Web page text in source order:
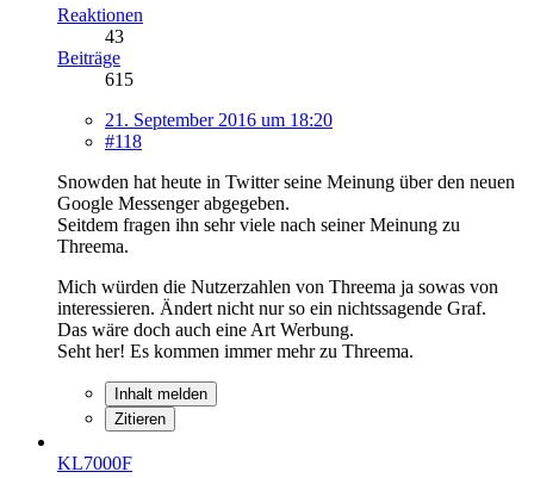
Reaktionen
43
Beiträge
615
21. September 2016 um 18:20
#118
Snowden hat heute in Twitter seine Meinung über den neuen
Google Messenger abgegeben.
Seitdem fragen ihn sehr viele nach seiner Meinung zu
Threema.
Mich würden die Nutzerzahlen von Threema ja sowas von
interessieren. Ändert nicht nur so ein nichtssagende Graf.
Das wäre doch auch eine Art Werbung.
Seht her! Es kommen immer mehr zu Threema.
Inhalt melden
Zitieren
KL7000F